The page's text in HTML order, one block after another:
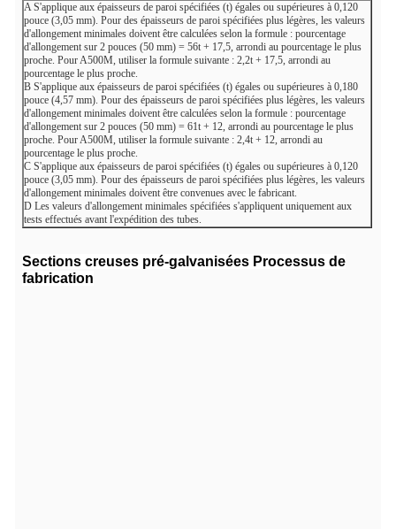
A S'applique aux épaisseurs de paroi spécifiées (t) égales ou supérieures à 0,120
pouce (3,05 mm). Pour des épaisseurs de paroi spécifiées plus légères, les valeurs
d'allongement minimales doivent être calculées selon la formule : pourcentage
d'allongement sur 2 pouces (50 mm) = 56t + 17,5, arrondi au pourcentage le plus
proche. Pour A500M, utiliser la formule suivante : 2,2t + 17,5, arrondi au
pourcentage le plus proche.
B S'applique aux épaisseurs de paroi spécifiées (t) égales ou supérieures à 0,180
pouce (4,57 mm). Pour des épaisseurs de paroi spécifiées plus légères, les valeurs
d'allongement minimales doivent être calculées selon la formule : pourcentage
d'allongement sur 2 pouces (50 mm) = 61t + 12, arrondi au pourcentage le plus
proche. Pour A500M, utiliser la formule suivante : 2,4t + 12, arrondi au
pourcentage le plus proche.
C S'applique aux épaisseurs de paroi spécifiées (t) égales ou supérieures à 0,120
pouce (3,05 mm). Pour des épaisseurs de paroi spécifiées plus légères, les valeurs
d'allongement minimales doivent être convenues avec le fabricant.
D Les valeurs d'allongement minimales spécifiées s'appliquent uniquement aux
tests effectués avant l'expédition des tubes.
Sections creuses pré-galvanisées Processus de
fabrication